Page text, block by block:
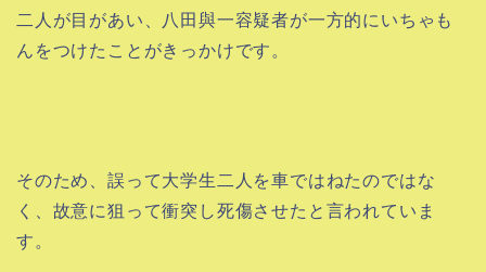
二人が目があい、八田與一容疑者が一方的にいちゃも
んをつけたことがきっかけです。
そのため、誤って大学生二人を車ではねたのではな
く、故意に狙って衝突し死傷させたと言われていま
す。